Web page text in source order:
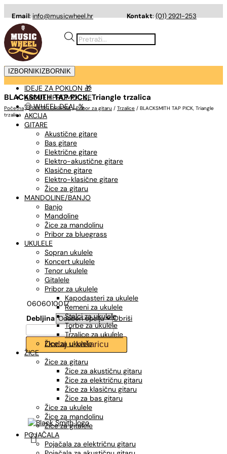
Email:info@musicwheel.hr Kontakt:(01) 2921-253
Products
search
IZBORNIK IZBORNIK
IDEJE ZA POKLON 🎁
AKCIJE I PROMOCIJE
🤠 WHEEL DEAL %
AKCIJA
GITARE
Akustične gitare
Bas gitare
Električne gitare
Elektro-akustične gitare
Klasične gitare
Elektro-klasične gitare
Žice za gitaru
MANDOLINE/BANJO
Banjo
Mandoline
Žice za mandolinu
Pribor za bluegrass
UKULELE
Sopran ukulele
Koncert ukulele
Tenor ukulele
Gitalele
Pribor za ukulele
Kapodasteri za ukulele
Remeni za ukulele
Stalci za ukulele
Torbe za ukulele
Trzalice za ukulele
Žice za ukulele
ŽICE
Žice za gitaru
Žice za akustičnu gitaru
Žice za električnu gitaru
Žice za klasičnu gitaru
Žice za bas gitaru
Žice za ukulele
Žice za mandolinu
Žice za gitalele
POJAČALA
Pojačala za električnu gitaru
BLACKSMITH TAP PICK, Triangle trzalica
Početna/PRIBOR I OPREMA/Pribor za gitaru / Trzalice / BLACKSMITH TAP PICK, Triangle
trzalica
0606010017
Debljina
Obriši
BLACKSMITH
TAP
PICK,
Triangle
trzalica
Dodaj u košaricu
